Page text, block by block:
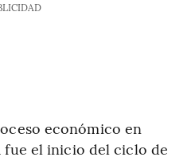
económico en
fue el inicio del ciclo de